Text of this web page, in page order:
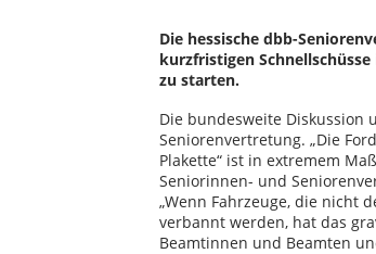
Die hessische dbb-
kurzfristigen
zu starten.
Die bundesweite Diskussion
Seniorenvertretung. „Die
Plakette“ ist in extremem
Seniorinnen- und
„Wenn Fahrzeuge, die nicht
verbannt werden, hat das
Beamtinnen und Beamten